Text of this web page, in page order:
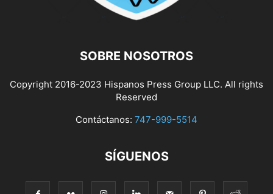
SOBRE NOSOTROS
Copyright 2016-2023 Hispanos Press Group LLC. All rights
Reserved
Contáctanos: 747-999-5514
SÍGUENOS